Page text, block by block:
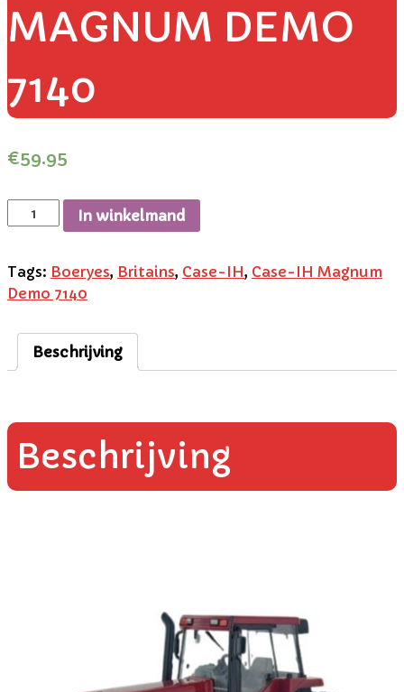
MAGNUM DEMO
7140
€59.95
In winkelmand
Tags: Boeryes, Britains, Case-IH, Case-IH Magnum
Demo 7140
Beschrijving
Beschrijving